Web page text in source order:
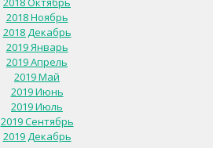
2018 Ноябрь
2018 Декабрь
2019 Январь
2019 Апрель
2019 Май
2019 Июнь
2019 Июль
2019 Сентябрь
2019 Декабрь